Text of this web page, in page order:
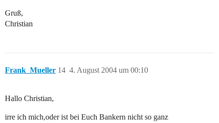
Gruß,
Christian
Frank_Mueller 4. August 2004 um 00:10
14
Hallo Christian,
irre ich mich,oder ist bei Euch Bankern nicht so ganz